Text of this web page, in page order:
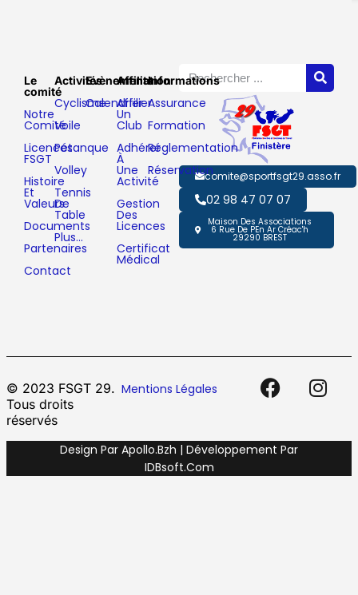
comite@sportfsgt29.asso.fr
02 98 47 07 07
Maison Des Associations
6 Rue De PEn Ar Créac'h
29290 BREST
Le
comité
Notre
Comité
Licences
FSGT
Histoire
Et
Valeurs
Documents
Partenaires
Contact
Activités
Cyclisme
Voile
Pétanque
Volley
Tennis
De
Table
Plus…
Evènements
Calendrier
Affiliation
Affilier
Un
Club
Adhérer
À
Une
Activité
Gestion
Des
Licences
Certificat
Médical
Informations
Assurance
Formation
Réglementation
Réservation
© 2023 FSGT 29.
Tous droits
réservés
Mentions Légales
Design Par Apollo.bzh | Développement Par
IDBsoft.com